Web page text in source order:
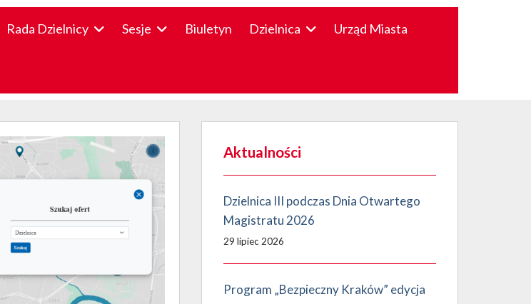
Rada Dzielnicy Sesje Biuletyn Dzielnica Urząd Miasta
Aktualności
Dzielnica III podczas Dnia Otwartego
Magistratu 2026
29 lipiec 2026
Program „Bezpieczny Kraków” edycja